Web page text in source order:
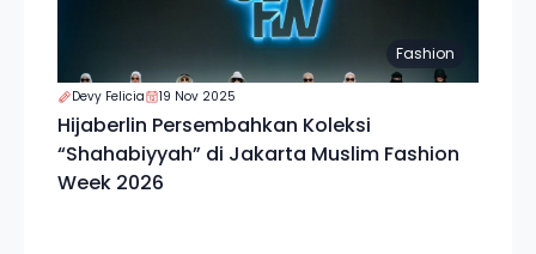
Fashion
Devy Felicia 19 Nov 2025
Hijaberlin Persembahkan Koleksi
“Shahabiyyah” di Jakarta Muslim Fashion
Week 2026